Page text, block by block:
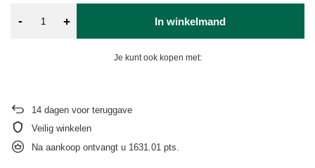
- + In winkelmand
Je kunt ook kopen met:
14 dagen voor teruggave
Veilig winkelen
Na aankoop ontvangt u 1631.01 pts.